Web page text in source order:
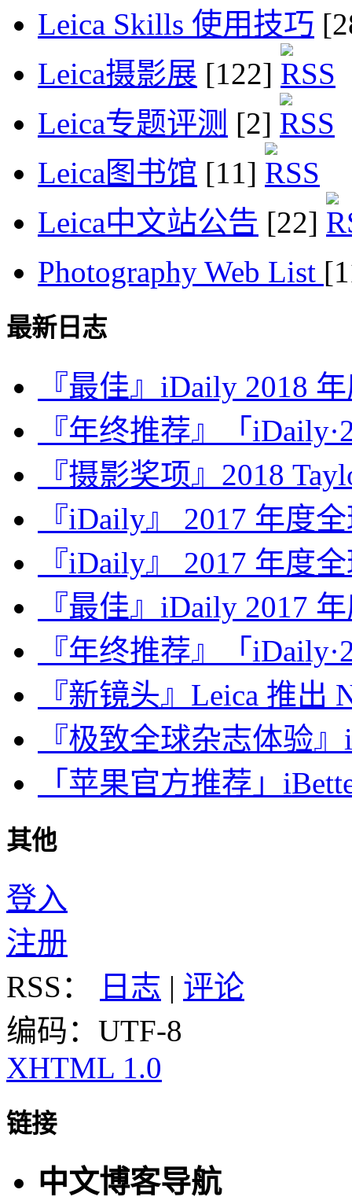
Leica Skills 使用技巧
Leica摄影展 [122]
Leica专题评测 [2]
Leica图书馆 [11]
Leica中文站公告 [22]
Photography Web List
最新日志
『最佳』iDaily 2018
『年终推荐』「
『摄影奖项』2018
『iDaily』 2017 年度
『iDaily』 2017 年度
『最佳』iDaily 2017
『年终推荐』「
『新镜头』Leica 推出
『极致全球杂志体验
「苹果官方推荐」
其他
登入
注册
RSS：
日志 | 评论
编码：UTF-8
XHTML 1.0
链接
中文博客导航